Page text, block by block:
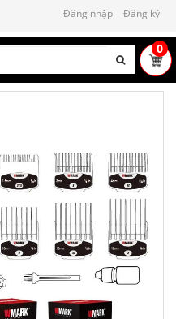
Đăng nhập Đăng ký
0